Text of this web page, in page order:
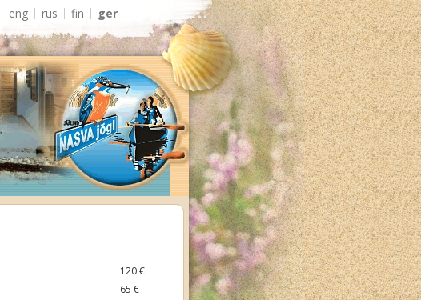
eng rus fin ger
120 €
65 €